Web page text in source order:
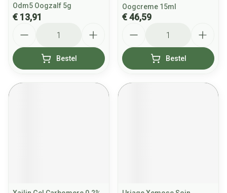
Odm5 Oogzalf 5g
€ 13,91
Bestel
Oogcreme 15ml
€ 46,59
Bestel